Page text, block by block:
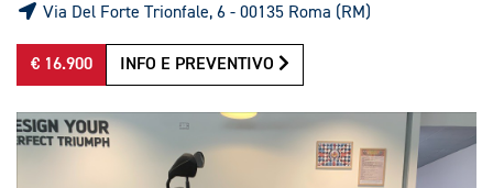
Via Del Forte Trionfale, 6 - 00135 Roma (RM)
€ 16.900 INFO E PREVENTIVO